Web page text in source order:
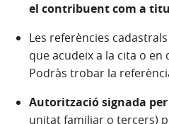
el contribuent com a
Les referències
que acudeix a la cita o
Podràs trobar la
Autorització signada
unitat familiar o tercers)